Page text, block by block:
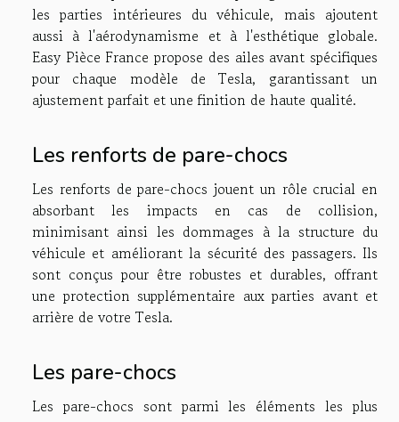
les parties intérieures du véhicule, mais ajoutent
aussi à l'aérodynamisme et à l'esthétique globale.
Easy Pièce France propose des ailes avant spécifiques
pour chaque modèle de Tesla, garantissant un
ajustement parfait et une finition de haute qualité.
Les renforts de pare-chocs
Les renforts de pare-chocs jouent un rôle crucial en
absorbant les impacts en cas de collision,
minimisant ainsi les dommages à la structure du
véhicule et améliorant la sécurité des passagers. Ils
sont conçus pour être robustes et durables, offrant
une protection supplémentaire aux parties avant et
arrière de votre Tesla.
Les pare-chocs
Les pare-chocs sont parmi les éléments les plus